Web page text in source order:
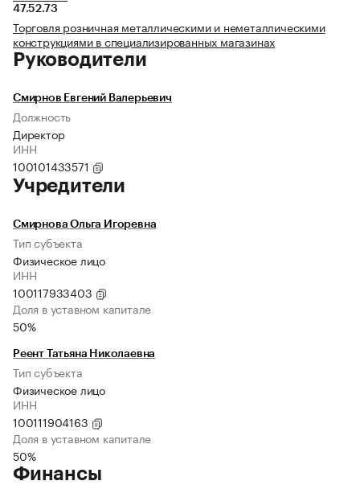
47.52.73
Торговля розничная металлическими и неметаллическими
конструкциями в специализированных магазинах
Руководители
Смирнов Евгений Валерьевич
Должность
Директор
ИНН
100101433571
Учредители
Смирнова Ольга Игоревна
Тип субъекта
Физическое лицо
ИНН
100117933403
Доля в уставном капитале
50%
Реент Татьяна Николаевна
Тип субъекта
Физическое лицо
ИНН
100111904163
Доля в уставном капитале
50%
Финансы